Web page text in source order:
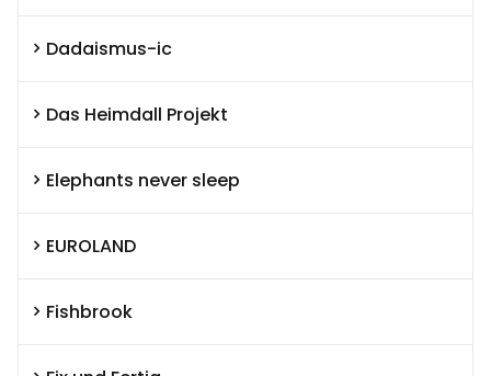
Dadaismus-ic
Das Heimdall Projekt
Elephants never sleep
EUROLAND
Fishbrook